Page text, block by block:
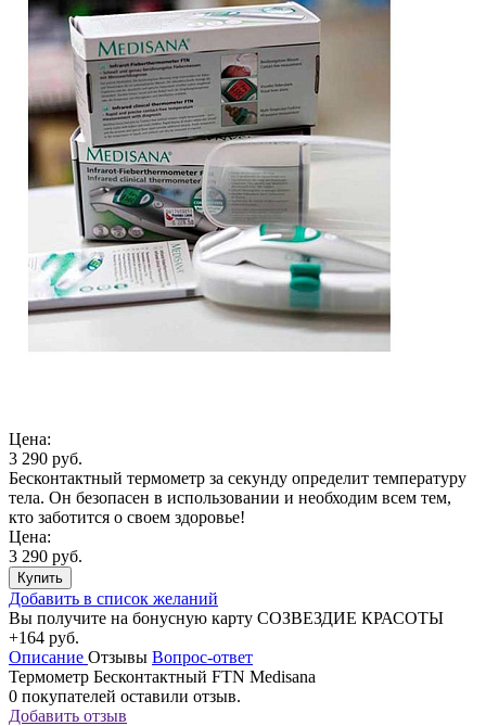
Цена:
3 290 руб.
Бесконтактный термометр за секунду определит температуру
тела. Он безопасен в использовании и необходим всем тем,
кто заботится о своем здоровье!
Цена:
3 290 руб.
Купить
Добавить в список желаний
Вы получите на бонусную карту СОЗВЕЗДИЕ КРАСОТЫ
+164 руб.
Описание Отзывы Вопрос-ответ
Термометр Бесконтактный FTN Medisana
0 покупателей оставили отзыв.
Добавить отзыв